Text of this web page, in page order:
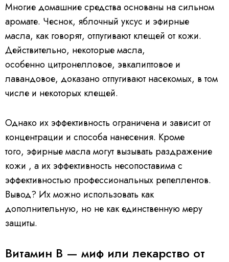
Многие домашние средства основаны на сильном
аромате. Чеснок, яблочный уксус и эфирные
масла, как говорят, отпугивают клещей от кожи.
Действительно, некоторые масла,
особенно цитронелловое, эвкалиптовое и
лавандовое, доказано отпугивают насекомых, в том
числе и некоторых клещей.
Однако их эффективность ограничена и зависит от
концентрации и способа нанесения. Кроме
того, эфирные масла могут вызывать раздражение
кожи , а их эффективность несопоставима с
эффективностью профессиональных репеллентов.
Вывод? Их можно использовать как
дополнительную, но не как единственную меру
защиты.
Витамин B — миф или лекарство от